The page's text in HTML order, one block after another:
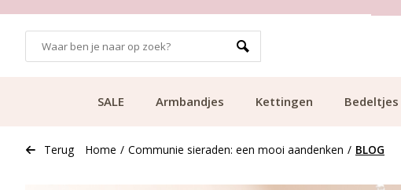
SALE Armbandjes Kettingen Bedeltjes
Terug Home / Communie sieraden: een mooi aandenken / BLOG